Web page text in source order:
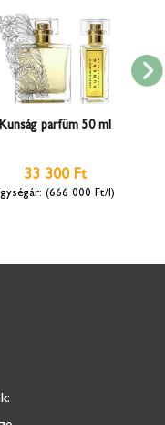
Kunság parfüm 50 ml
33 300 Ft
(666 000 Ft/l)